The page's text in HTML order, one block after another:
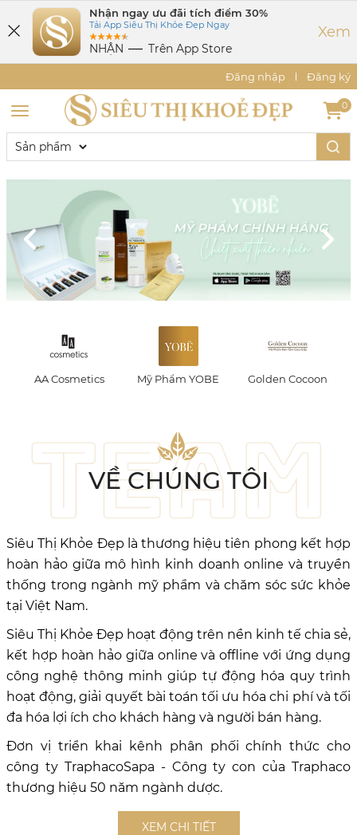
Nhận ngay ưu đãi tích điểm 30%
Tải App Siêu Thị Khỏe Đẹp Ngay
NHẬN Trên App Store
Xem
Đăng nhập Đăng ký
0
Mỹ Phẩm YOBE Golden Cocoon Milky
VỀ CHÚNG TÔI
Siêu Thị Khỏe Đẹp là thương hiệu tiên phong kết hợp
hoàn hảo giữa mô hình kinh doanh online và truyền
thống trong ngành mỹ phẩm và chăm sóc sức khỏe
tại Việt Nam.
Siêu Thị Khỏe Đẹp hoạt động trên nền kinh tế chia sẻ,
kết hợp hoàn hảo giữa online và offline với ứng dụng
công nghệ thông minh giúp tự động hóa quy trình
hoạt động, giải quyết bài toán tối ưu hóa chi phí và tối
đa hóa lợi ích cho khách hàng và người bán hàng.
Đơn vị triển khai kênh phân phối chính thức cho
công ty TraphacoSapa - Công ty con của Traphaco
thương hiệu 50 năm ngành dược.
XEM CHI TIẾT